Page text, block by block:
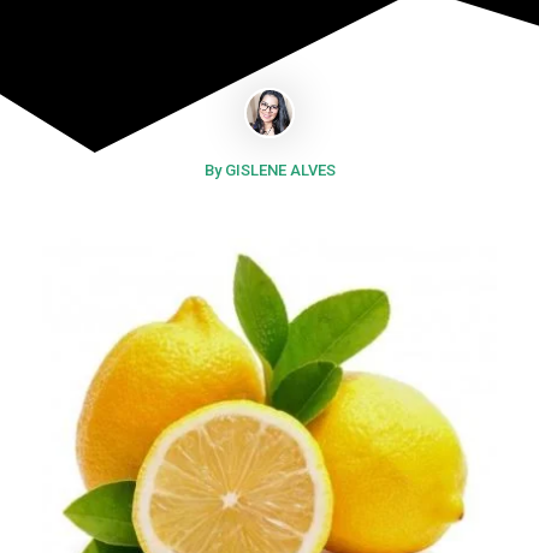
By GISLENE ALVES